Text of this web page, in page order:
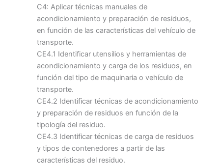
C4: Aplicar técnicas manuales de
acondicionamiento y preparación de residuos,
en función de las características del vehículo de
transporte.
CE4.1 Identificar utensilios y herramientas de
acondicionamiento y carga de los residuos, en
función del tipo de maquinaria o vehículo de
transporte.
CE4.2 Identificar técnicas de acondicionamiento
y preparación de residuos en función de la
tipología del residuo.
CE4.3 Identificar técnicas de carga de residuos
y tipos de contenedores a partir de las
características del residuo.